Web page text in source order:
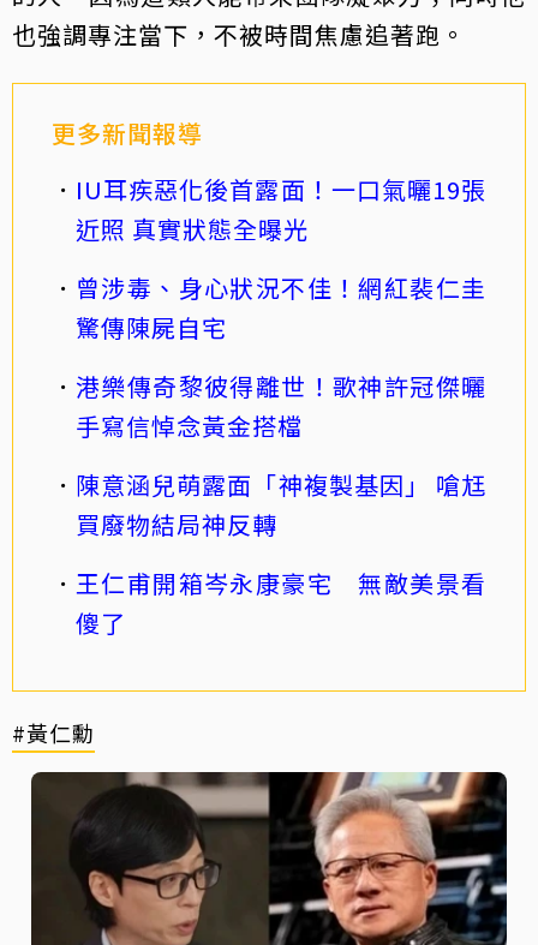
也強調專注當下，不被時間焦慮追著跑。
更多新聞報導
IU耳疾惡化後首露面！一口氣曬19張
近照 真實狀態全曝光
曾涉毒、身心狀況不佳！網紅裴仁圭
驚傳陳屍自宅
港樂傳奇黎彼得離世！歌神許冠傑曬
手寫信悼念黃金搭檔
陳意涵兒萌露面「神複製基因」 嗆尪
買廢物結局神反轉
王仁甫開箱岑永康豪宅 無敵美景看
傻了
#黃仁勳